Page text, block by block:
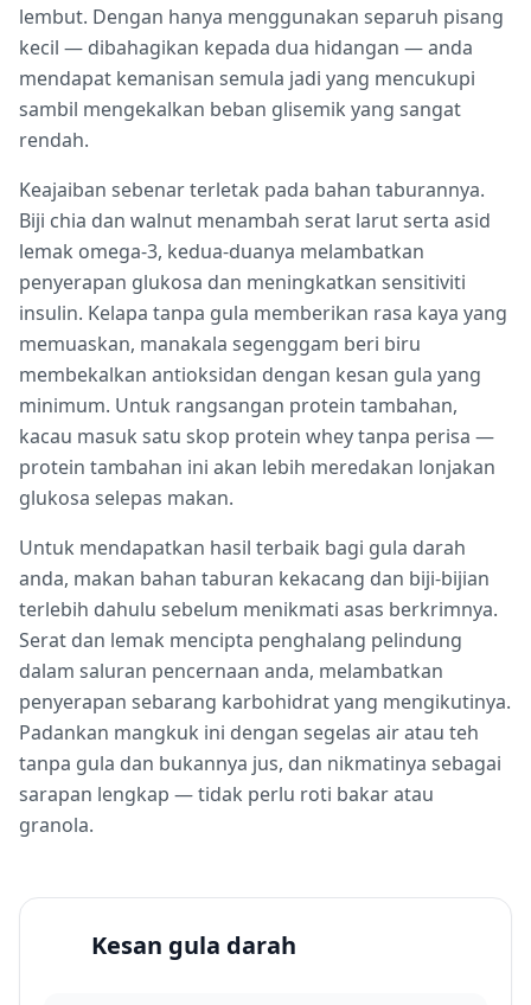
lembut. Dengan hanya menggunakan separuh pisang
kecil — dibahagikan kepada dua hidangan — anda
mendapat kemanisan semula jadi yang mencukupi
sambil mengekalkan beban glisemik yang sangat
rendah.
Keajaiban sebenar terletak pada bahan taburannya.
Biji chia dan walnut menambah serat larut serta asid
lemak omega-3, kedua-duanya melambatkan
penyerapan glukosa dan meningkatkan sensitiviti
insulin. Kelapa tanpa gula memberikan rasa kaya yang
memuaskan, manakala segenggam beri biru
membekalkan antioksidan dengan kesan gula yang
minimum. Untuk rangsangan protein tambahan,
kacau masuk satu skop protein whey tanpa perisa —
protein tambahan ini akan lebih meredakan lonjakan
glukosa selepas makan.
Untuk mendapatkan hasil terbaik bagi gula darah
anda, makan bahan taburan kekacang dan biji-bijian
terlebih dahulu sebelum menikmati asas berkrimnya.
Serat dan lemak mencipta penghalang pelindung
dalam saluran pencernaan anda, melambatkan
penyerapan sebarang karbohidrat yang mengikutinya.
Padankan mangkuk ini dengan segelas air atau teh
tanpa gula dan bukannya jus, dan nikmatinya sebagai
sarapan lengkap — tidak perlu roti bakar atau
granola.
Kesan gula darah